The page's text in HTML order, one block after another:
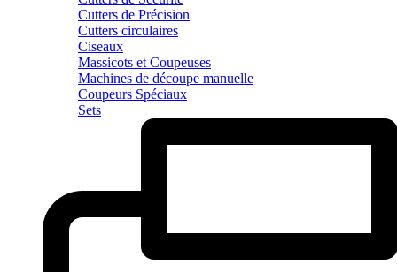
Cutters de Précision
Cutters circulaires
Ciseaux
Massicots et Coupeuses
Machines de découpe manuelle
Coupeurs Spéciaux
Sets